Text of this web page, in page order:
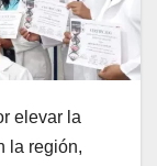
elevar la
la región,